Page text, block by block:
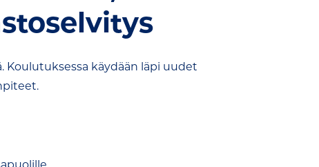
Koulutuksessa käydään läpi uudet